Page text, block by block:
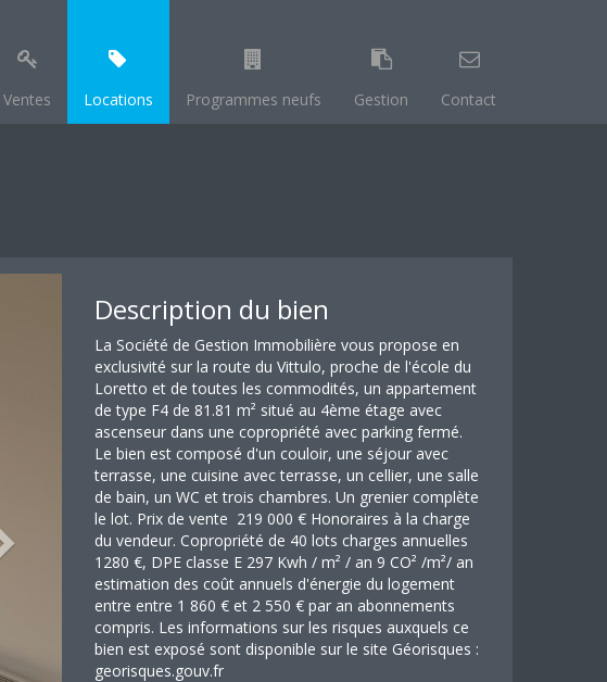
Ventes Locations Programmes neufs Gestion Contact
Description du bien
La Société de Gestion Immobilière vous propose en
exclusivité sur la route du Vittulo, proche de l'école du
Loretto et de toutes les commodités, un appartement
de type F4 de 81.81 m² situé au 4ème étage avec
ascenseur dans une copropriété avec parking fermé.
Le bien est composé d'un couloir, une séjour avec
terrasse, une cuisine avec terrasse, un cellier, une salle
de bain, un WC et trois chambres. Un grenier complète
le lot. Prix de vente 219 000 € Honoraires à la charge
du vendeur. Copropriété de 40 lots charges annuelles
1280 €, DPE classe E 297 Kwh / m² / an 9 CO² /m²/ an
estimation des coût annuels d'énergie du logement
entre entre 1 860 € et 2 550 € par an abonnements
compris. Les informations sur les risques auxquels ce
bien est exposé sont disponible sur le site Géorisques :
georisques.gouv.fr